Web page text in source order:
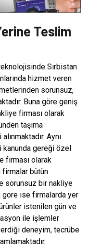
Teslim
Sırbistan
hizmet veren
sorunsuz,
Buna göre geniş
firması olarak
taşıma
Aynı
gereği özel
firması olarak
firmalar bütün
sorunsuz bir nakliye
göre ise firmalarda yer
istenilen gün ve
ile işlemler
deneyim, tecrübe